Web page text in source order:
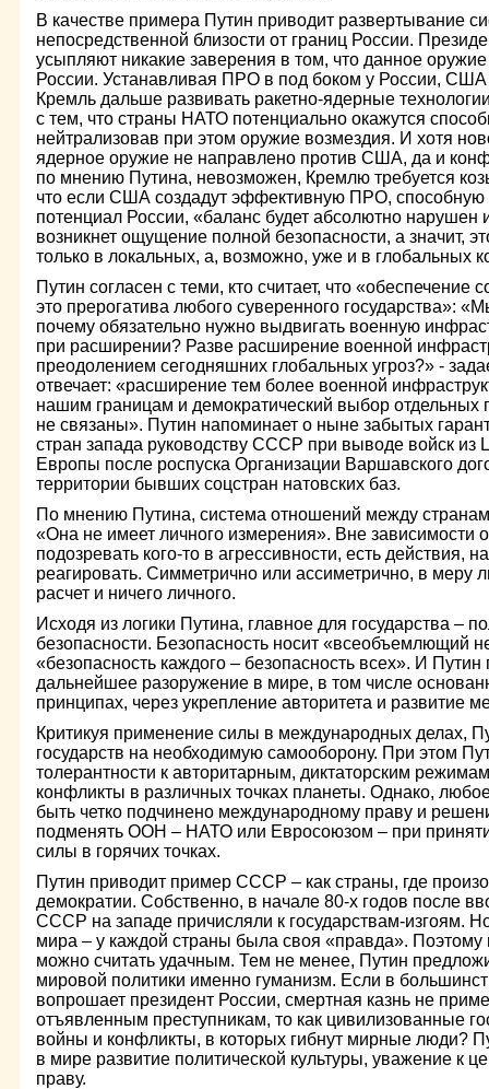
В качестве примера Путин приводит развертывание
непосредственной близости от границ России.
усыпляют никакие заверения в том, что данное
России. Устанавливая ПРО в под боком у России,
Кремль дальше развивать ракетно-ядерные
с тем, что страны НАТО потенциально окажутся
нейтрализовав при этом оружие возмездия. И хотя
ядерное оружие не направлено против США, да и
по мнению Путина, невозможен, Кремлю требуется
что если США создадут эффективную ПРО, способную
потенциал России, «баланс будет абсолютно нарушен
возникнет ощущение полной безопасности, а значит,
только в локальных, а, возможно, уже и в глобальных
Путин согласен с теми, кто считает, что «обеспечение
это прерогатива любого суверенного государства»:
почему обязательно нужно выдвигать военную
при расширении? Разве расширение военной
преодолением сегодняшних глобальных угроз?» -
отвечает: «расширение тем более военной
нашим границам и демократический выбор отдельных
не связаны». Путин напоминает о ныне забытых
стран запада руководству СССР при выводе войск из
Европы после роспуска Организации Варшавского
территории бывших соцстран натовских баз.
По мнению Путина, система отношений между
«Она не имеет личного измерения». Вне зависимости
подозревать кого-то в агрессивности, есть действия,
реагировать. Симметрично или ассиметрично, в меру
расчет и ничего личного.
Исходя из логики Путина, главное для государства –
безопасности. Безопасность носит «всеобъемлющий
«безопасность каждого – безопасность всех». И Путин
дальнейшее разоружение в мире, в том числе
принципах, через укрепление авторитета и развитие
Критикуя применение силы в международных делах,
государств на необходимую самооборону. При этом
толерантности к авторитарным, диктаторским
конфликты в различных точках планеты. Однако,
быть четко подчинено международному праву и
подменять ООН – НАТО или Евросоюзом – при
силы в горячих точках.
Путин приводит пример СССР – как страны, где
демократии. Собственно, в начале 80-х годов после
СССР на западе причисляли к государствам-изгоям.
мира – у каждой страны была своя «правда». Поэтому
можно считать удачным. Тем не менее, Путин
мировой политики именно гуманизм. Если в
вопрошает президент России, смертная казнь не
отъявленным преступникам, то как цивилизованные
войны и конфликты, в которых гибнут мирные люди?
в мире развитие политической культуры, уважение к
праву.